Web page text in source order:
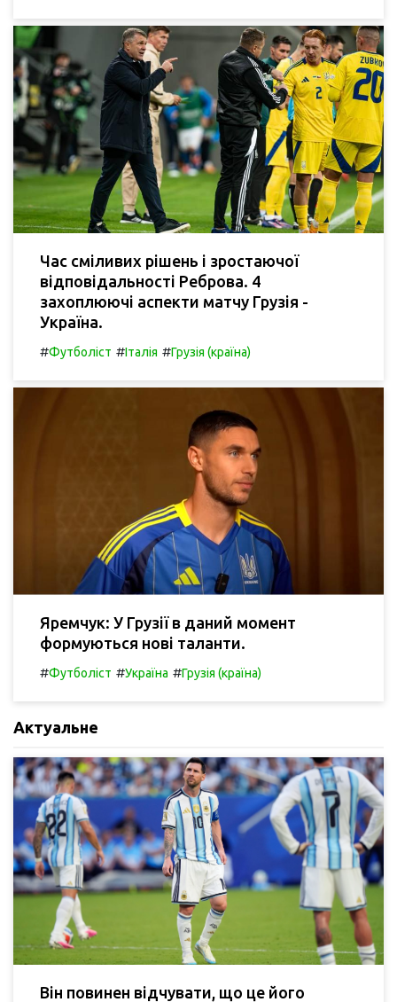
Час сміливих рішень і зростаючої
відповідальності Реброва. 4
захоплюючі аспекти матчу Грузія -
Україна.
#Футболіст #Італія #Грузія (країна)
Яремчук: У Грузії в даний момент
формуються нові таланти.
#Футболіст #Україна #Грузія (країна)
Актуальне
Він повинен відчувати, що це його